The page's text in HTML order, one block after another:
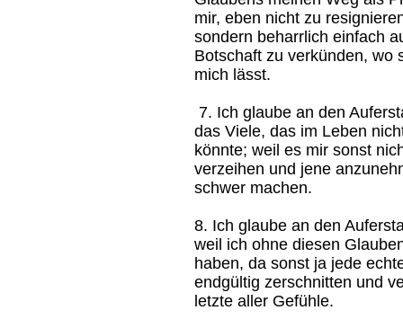
mir, eben nicht zu
sondern beharrlich einfach
Botschaft zu verkünden, wo
mich lässt.
7. Ich glaube an den
das Viele, das im Leben
könnte; weil es mir sonst
verzeihen und jene
schwer machen.
8. Ich glaube an den
weil ich ohne diesen
haben, da sonst ja jede
endgültig zerschnitten und
letzte aller Gefühle.